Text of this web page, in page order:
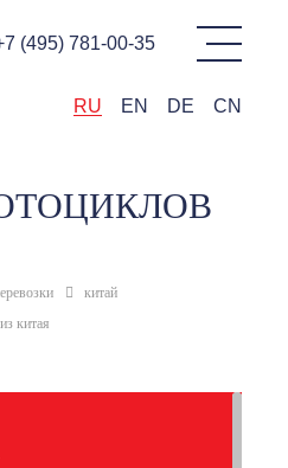
(495) 781-00-35
CN
DE
EN
RU
китай
китая